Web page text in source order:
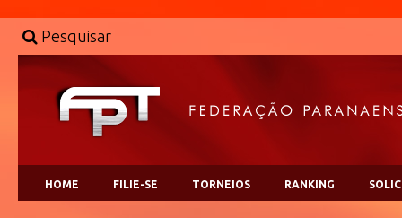
Pesquisar
HOME FILIE-SE TORNEIOS RANKING